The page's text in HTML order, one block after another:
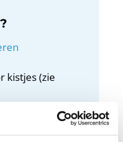
kistjes (zie